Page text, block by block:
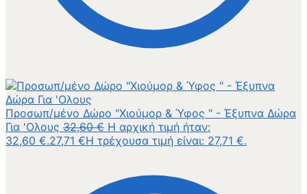
Προσωπ/μένο Δώρο "Χιούμορ & Ύφος " - Έξυπνα Δώρα
Για 'Ολους 32,60€ Η αρχική τιμή ήταν:
32,60 €.27,71 €Η τρέχουσα τιμή είναι: 27,71 €.